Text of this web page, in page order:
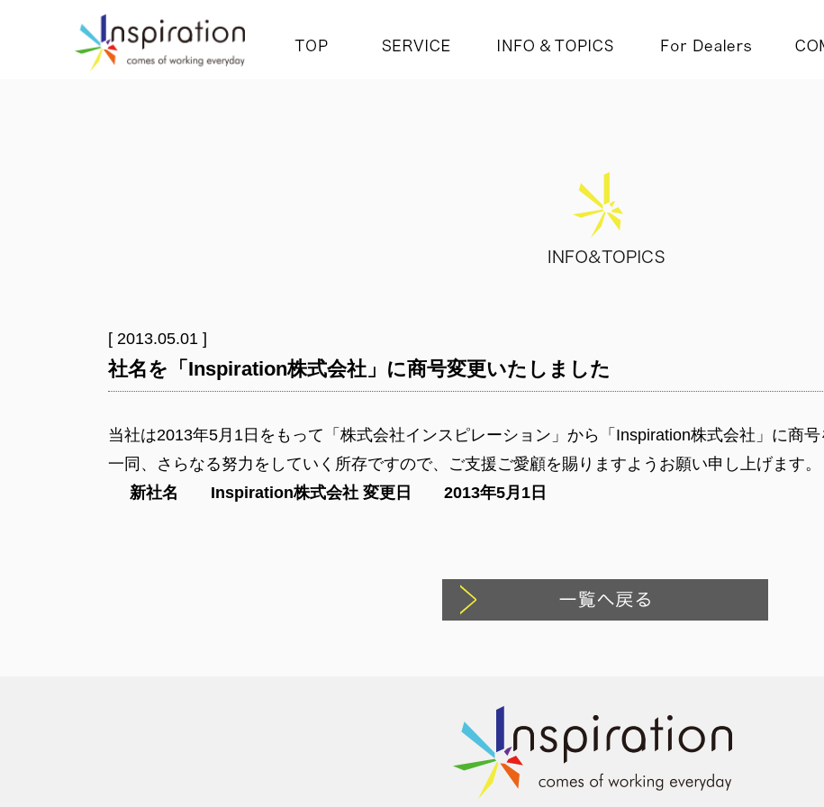
[ 2013.05.01 ]
社名を「Inspiration株式会社」に商号変更いたしました
当社は2013年5月1日をもって「株式会社インスピレーション」から「Inspiration株式会社」に商
一同、さらなる努力をしていく所存ですので、ご支援ご愛顧を賜りますようお願い申し上げます。
新社名 Inspiration株式会社 変更日 2013年5月1日